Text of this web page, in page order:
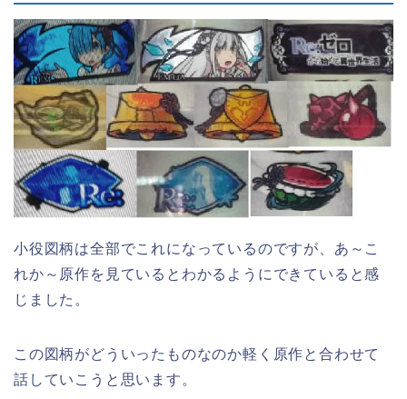
小役図柄は全部でこれになっているのですが、あ～こ
れか～原作を見ているとわかるようにできていると感
じました。
この図柄がどういったものなのか軽く原作と合わせて
話していこうと思います。